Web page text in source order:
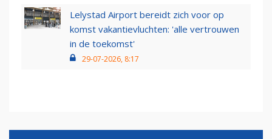
Lelystad Airport bereidt zich voor op
komst vakantievluchten: 'alle vertrouwen
in de toekomst'
29-07-2026, 8:17